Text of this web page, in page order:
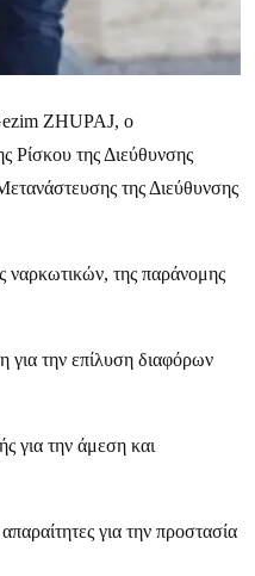
ZHUPAJ, ο
Ρίσκου της Διεύθυνσης
της Διεύθυνσης
ναρκωτικών, της παράνομης
για την επίλυση διαφόρων
για την άμεση και
για την προστασία